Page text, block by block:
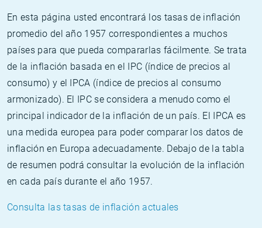
En esta página usted encontrará los tasas de inflación
promedio del año 1957 correspondientes a muchos
países para que pueda compararlas fácilmente. Se trata
de la inflación basada en el IPC (índice de precios al
consumo) y el IPCA (índice de precios al consumo
armonizado). El IPC se considera a menudo como el
principal indicador de la inflación de un país. El IPCA es
una medida europea para poder comparar los datos de
inflación en Europa adecuadamente. Debajo de la tabla
de resumen podrá consultar la evolución de la inflación
en cada país durante el año 1957.
Consulta las tasas de inflación actuales